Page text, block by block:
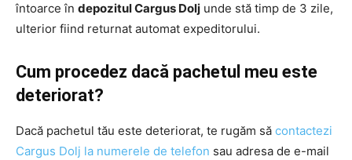
întoarce în depozitul Cargus Dolj unde stă timp de 3 zile,
ulterior fiind returnat automat expeditorului.
Cum procedez dacă pachetul meu este
deteriorat?
Dacă pachetul tău este deteriorat, te rugăm să contactezi
Cargus Dolj la numerele de telefon sau adresa de e-mail